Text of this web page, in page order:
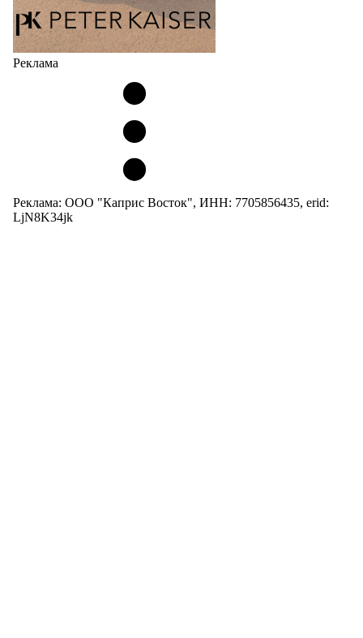
Реклама
Реклама: ООО "Каприс Восток", ИНН: 7705856435, erid:
LjN8K34jk